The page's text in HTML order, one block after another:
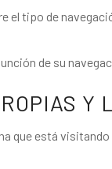
el tipo de
de su
Y
que está visitando